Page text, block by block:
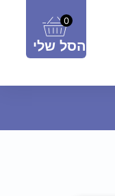
0
הסל שלי